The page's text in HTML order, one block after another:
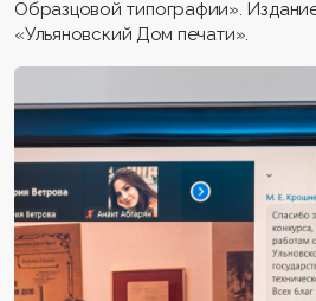
Образцовой типографии».
«Ульяновский Дом печати».